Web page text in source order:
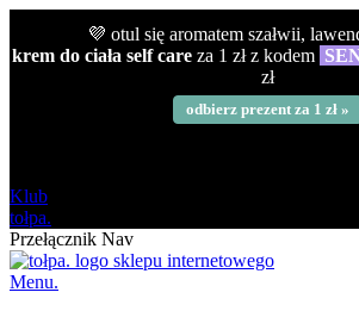
💜 otul się aromatem szałwii,
krem do ciała self care za 1 zł z kodem
zł
odbierz prezent za 1 zł »
Klub
tołpa.
Przełącznik Nav
Menu.